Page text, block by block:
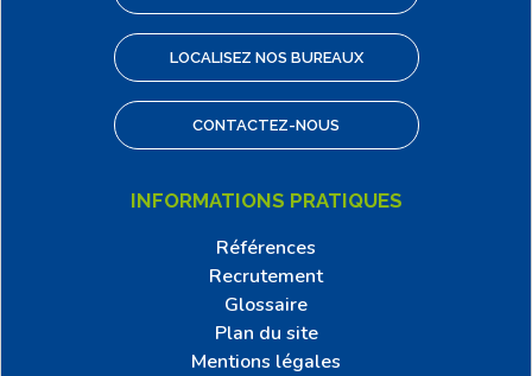
LOCALISEZ NOS BUREAUX
CONTACTEZ-NOUS
INFORMATIONS PRATIQUES
Références
Recrutement
Glossaire
Plan du site
Mentions légales